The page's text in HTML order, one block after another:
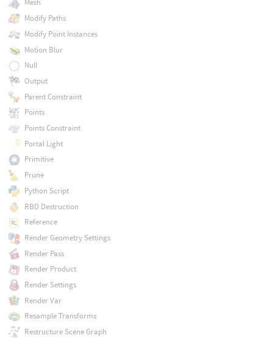
Mesh
Modify Paths
Modify Point Instances
Motion Blur
Null
Output
Parent Constraint
Points
Points Constraint
Portal Light
Primitive
Prune
Python Script
RBD Destruction
Reference
Render Geometry Settings
Render Pass
Render Product
Render Settings
Render Var
Resample Transforms
Restructure Scene Graph